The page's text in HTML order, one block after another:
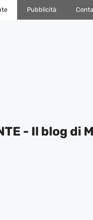
Pubblicità
- Il blog di